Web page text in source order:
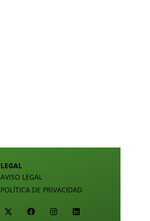
LEGAL
AVISO LEGAL
POLÍTICA DE PRIVACIDAD